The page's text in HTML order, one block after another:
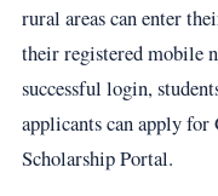
rural areas can enter
their registered mobile
successful login,
applicants can apply
Scholarship Portal.